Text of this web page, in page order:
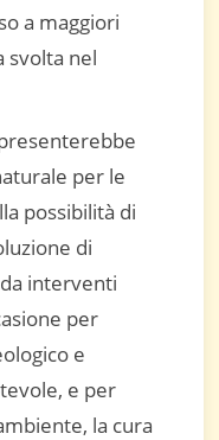
a maggiori
svolta nel
per le
possibilità di
di
interventi
per
e
e per
la cura